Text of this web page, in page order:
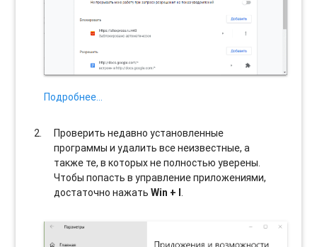
Подробнее…
Проверить недавно установленные
программы и удалить все неизвестные, а
также те, в которых не полностью уверены.
Чтобы попасть в управление приложениями,
достаточно нажатьWin + I.